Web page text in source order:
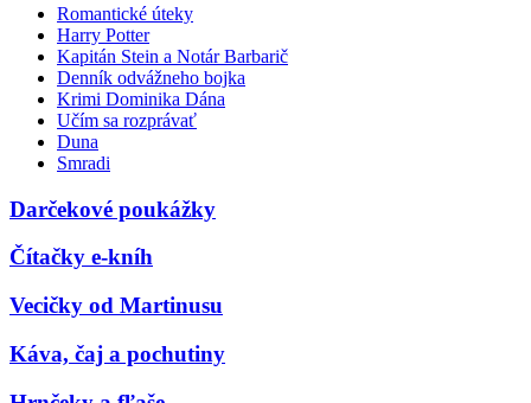
Romantické úteky
Harry Potter
Kapitán Stein a Notár Barbarič
Denník odvážneho bojka
Krimi Dominika Dána
Učím sa rozprávať
Duna
Smradi
Darčekové poukážky
Čítačky e-kníh
Vecičky od Martinusu
Káva, čaj a pochutiny